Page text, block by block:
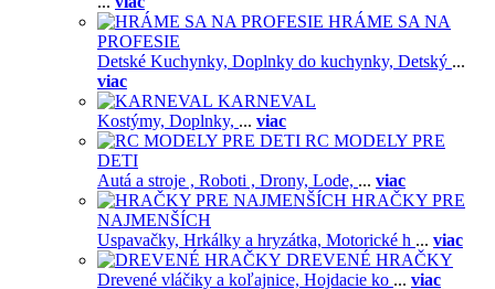
HRÁME SA NA
PROFESIE
Detské Kuchynky, Doplnky do kuchynky, Detský ...
viac
KARNEVAL
Kostýmy, Doplnky, ... viac
RC MODELY PRE
DETI
Autá a stroje , Roboti , Drony, Lode, ... viac
HRAČKY PRE
NAJMENŠÍCH
Uspavačky, Hrkálky a hryzátka, Motorické h ... viac
DREVENÉ HRAČKY
Drevené vláčiky a koľajnice, Hojdacie ko ... viac